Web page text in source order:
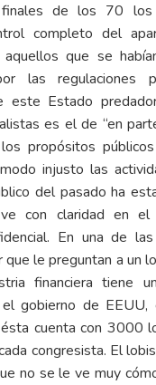
de los 70 los
completo del
que se
las regulaciones
este Estado
es el de “en
propósitos
injusto las
del pasado ha
con claridad en el
En una de
le preguntan a un
financiera tiene
gobierno de EEUU,
cuenta con 3000
congresista. El
no se le ve muy